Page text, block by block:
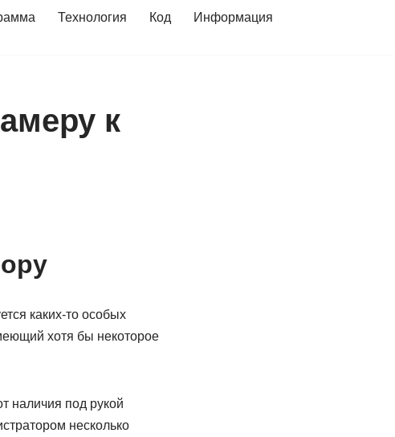
Технология Код
Информация
к
каких-то особых
хотя бы некоторое
наличия под рукой
несколько